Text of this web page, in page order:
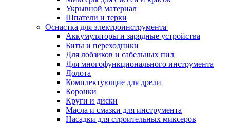
Укрывной материал
Шпатели и терки
Оснастка для электроинструмента
Аккумуляторы и зарядные устройства
Биты и переходники
Для лобзиков и сабельных пил
Для многофункционального инструмента
Долота
Комплектующие для дрели
Коронки
Круги и диски
Масла и смазки для инструмента
Насадки для строительных миксеров